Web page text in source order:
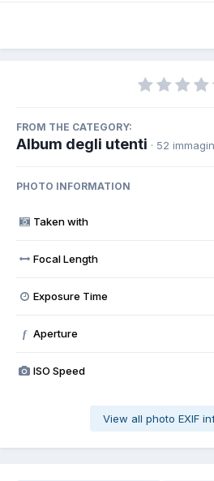
FROM THE CATEGORY:
Album degli utenti · 52
PHOTO INFORMATION
Taken with
Focal Length
Exposure Time
f Aperture
ISO Speed
View all photo EXIF